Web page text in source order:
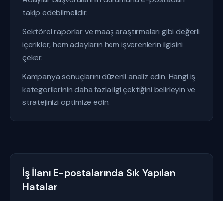
takip edebilmelidir.
Sektörel raporlar ve maaş araştırmaları gibi değerli
içerikler, hem adayların hem işverenlerin ilgisini
çeker.
Kampanya sonuçlarını düzenli analiz edin. Hangi iş
kategorilerinin daha fazla ilgi çektiğini belirleyin ve
stratejinizi optimize edin.
İş İlanı E-postalarında Sık Yapılan
Hatalar